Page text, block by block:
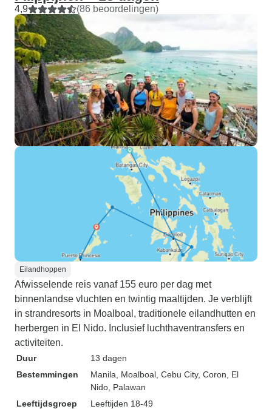
4,9 (86 beoordelingen)
Eilandhoppen
Afwisselende reis vanaf 155 euro per dag met
binnenlandse vluchten en twintig maaltijden. Je verblijft
in strandresorts in Moalboal, traditionele eilandhutten en
herbergen in El Nido. Inclusief luchthaventransfers en
activiteiten.
Duur
13 dagen
Bestemmingen
Manila , Moalboal , Cebu City, Coron , El
Nido , Palawan
Leeftijdsgroep
Leeftijden 18-49